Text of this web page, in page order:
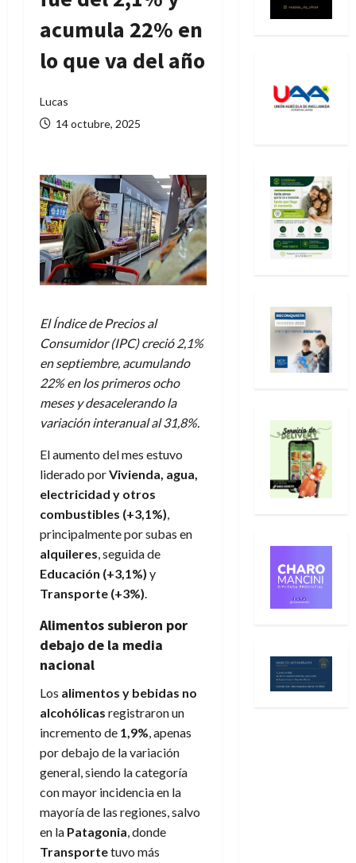
acumula 22% en
lo que va del año
Lucas
14 octubre, 2025
El Índice de Precios al
Consumidor (IPC) creció 2,1%
en septiembre, acumulando
22% en los primeros ocho
meses y desacelerando la
variación interanual al 31,8%.
El aumento del mes estuvo
liderado porVivienda, agua,
electricidad y otros
combustibles (+3,1%),
principalmente por subas en
alquileres, seguida de
Educación (+3,1%) y
Transporte (+3%).
Alimentos subieron por
debajo de la media
nacional
Los alimentos y bebidas no
alcohólicas registraron un
incremento de 1,9%, apenas
por debajo de la variación
general, siendo la categoría
con mayor incidencia en la
mayoría de las regiones, salvo
en la Patagonia, donde
Transportetuvo más